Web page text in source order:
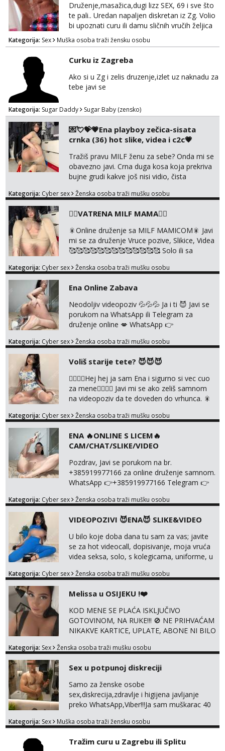
Druženje,masažica,dugi lizz SEX, 69 i sve što
te pali.. Uredan napaljen diskretan iz Zg. Volio
bi upoznati curu ili damu sličnih vručih željica
za zajedničko ugodno i strastveno druženje.
Prostor imam, diskr max. A i mobilan 🚗 sam.
Kategorija: Sex Muška osoba traži žensku osobu
Curku iz Zagreba
Ako si u Zg i zelis druzenje,izlet uz naknadu za
tebe javi se
Kategorija: Sugar Daddy Sugar Baby (zensko)
💌💘💝💗Ena playboy zečica-sisata
crnka (36) hot slike, videa i c2c💗
Tražiš pravu MILF ženu za sebe? Onda mi se
obavezno javi. Crna duga kosa koja prekriva
bujne grudi kakve još nisi vidio, čista
pričam. Prave pune usne koje će ti se urezati
Uvijek sam spremna za ONLOINE zabavu.
Volim vruće u porukama uz pokoju fotku.
Radim slikice i videa po tvojoj želji te imam
raznih mater...
Kategorija: Cyber sex Ženska osoba traži mušku osobu
❤️‍🔥VATRENA MILF MAMA❤️‍🔥
🎇Online druženje sa MILF MAMICOM🎇 Javi
mi se za druženje Vruce pozive, Slikice, Videa
🥰🥰🥰🥰🥰🥰🥰🥰🥰🥰🥰🥰🥰 Solo ili sa
WhatsApp ili Telegram WhatsApp 👉
@enafriedrichkis 🤬NE RADIM SASTANKE I
DRUZENJA UZIVO🤬
Kategorija: Cyber sex Ženska osoba traži mušku osobu
Ena Online Zabava
Neodoljiv videopoziv 💦💦💦 Ja i ti 😈 Javi se
porukom na WhatsApp ili Telegram za
druženje online 💋 WhatsApp 👉
@enafriedrichkis NEE radimo sastnke uzivo
Kategorija: Cyber sex Ženska osoba traži mušku osobu
Voliš starije tete? 😈😈😈
❤️‍🔥❤️‍🔥Hej hej ja sam Ena i sigurno si vec cuo
za mene❤️‍🔥❤️‍🔥 Javi mi se ako zeliš samnom
na videopoziv da te doveden do vrhunca. 🎇
@enafriedrichkis Radim samo ONLINE I
Kategorija: Cyber sex Ženska osoba traži mušku osobu
ENA 🔥ONLINE S LICEM🔥
CAM/CHAT/SLIKE/VIDEO
Pozdrav, Javi se porukom na br.
+385919977166 za online druženje samnom.
WhatsApp 👉+385919977166 Telegram 👉
solo i s partnerom, kolegicama
haljine, štikle, samostojeće itd. Nudim
svakakva videa seksa, pušenje, razne
lokacije, suradnje s kolegicama, fetiši..
Dopisivanje i slike također radim. NIŠTA UŽI...
Kategorija: Cyber sex Ženska osoba traži mušku osobu
VIDEOPOZIVI 😈ENA😈 SLIKE&VIDEO
U bilo koje doba dana tu sam za vas; javite
se za hot videocall, dopisivanje, moja vruća
videa seksa, solo, s kolegicama, uniforme, u
+385919977166 Telegram 👉
UŽIVO
Kategorija: Cyber sex Ženska osoba traži mušku osobu
Melissa u OSIJEKU !❤️
KOD MENE SE PLAĆA ISKLJUČIVO
GOTOVINOM, NA RUKE!!! 🚫 NE PRIHVAĆAM
NIKAKVE KARTICE, UPLATE, ABONE NI BILO
SAMO GOTOVINA!!! Moje fotografije su
za dopisivanja Za dogovor mi piši direktno na
WhatsApp – ako znaš što želiš, bit će ti
nagrađeno.
Kategorija: Sex Ženska osoba traži mušku osobu
Sex u potpunoj diskreciji
Samo za ženske osobe
sex,diskrecija,zdravlje i higijena javljanje
preko WhatsApp,Viber!!!Ja sam muškarac 40
sve stvar dogovora otvoren za sve
Kategorija: Sex Muška osoba traži žensku osobu
Tražim curu u Zagrebu ili Splitu